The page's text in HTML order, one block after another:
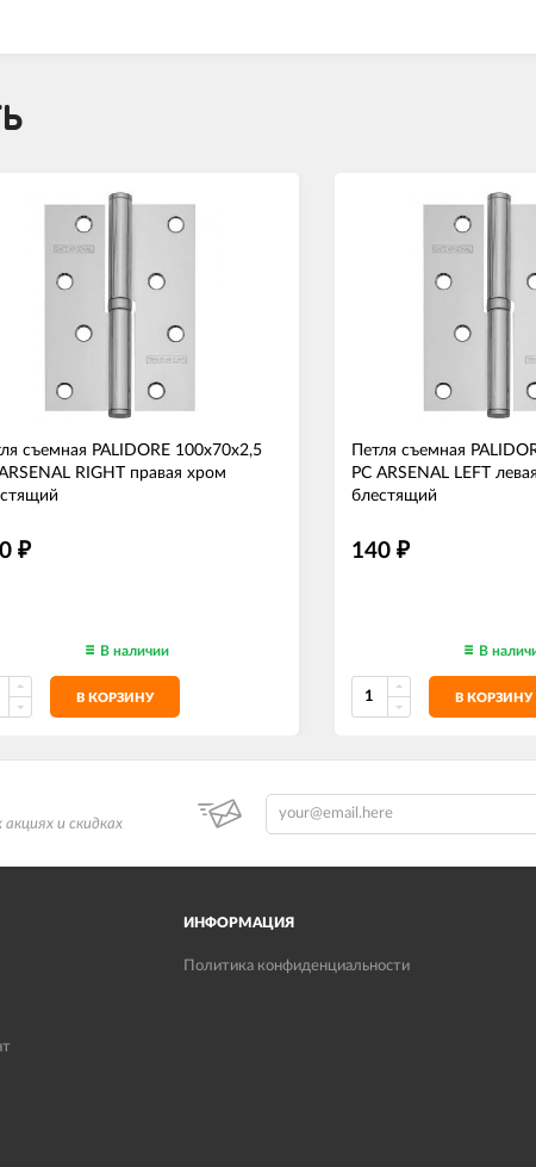
съемная PALIDORE 100х70х2,5
RIGHT правая хром
₽
В наличии
В КОРЗИНУ
Петля съемная
PC ARSENAL LEFT
блестящий
140 ₽
В
В КОРЗИНУ
и скидках
ИНФОРМАЦИЯ
Политика конфиденциальности